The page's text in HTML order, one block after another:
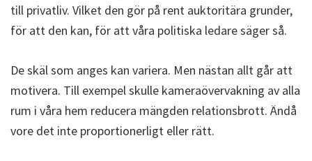
till privatliv. Vilket den gör på rent auktoritära grunder,
för att den kan, för att våra politiska ledare säger så.
De skäl som anges kan variera. Men nästan allt går att
motivera. Till exempel skulle kameraövervakning av alla
rum i våra hem reducera mängden relationsbrott. Ändå
vore det inte proportionerligt eller rätt.